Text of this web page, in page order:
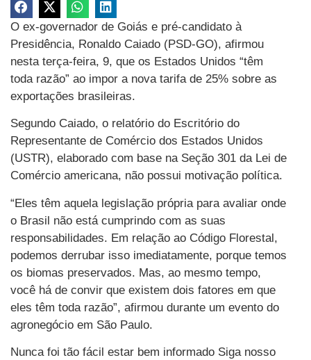
O ex-governador de Goiás e pré-candidato à
Presidência, Ronaldo Caiado (PSD-GO), afirmou
nesta terça-feira, 9, que os Estados Unidos “têm
toda razão” ao impor a nova tarifa de 25% sobre as
exportações brasileiras.
Segundo Caiado, o relatório do Escritório do
Representante de Comércio dos Estados Unidos
(USTR), elaborado com base na Seção 301 da Lei de
Comércio americana, não possui motivação política.
“Eles têm aquela legislação própria para avaliar onde
o Brasil não está cumprindo com as suas
responsabilidades. Em relação ao Código Florestal,
podemos derrubar isso imediatamente, porque temos
os biomas preservados. Mas, ao mesmo tempo,
você há de convir que existem dois fatores em que
eles têm toda razão”, afirmou durante um evento do
agronegócio em São Paulo.
Nunca foi tão fácil estar bem informado Siga nosso